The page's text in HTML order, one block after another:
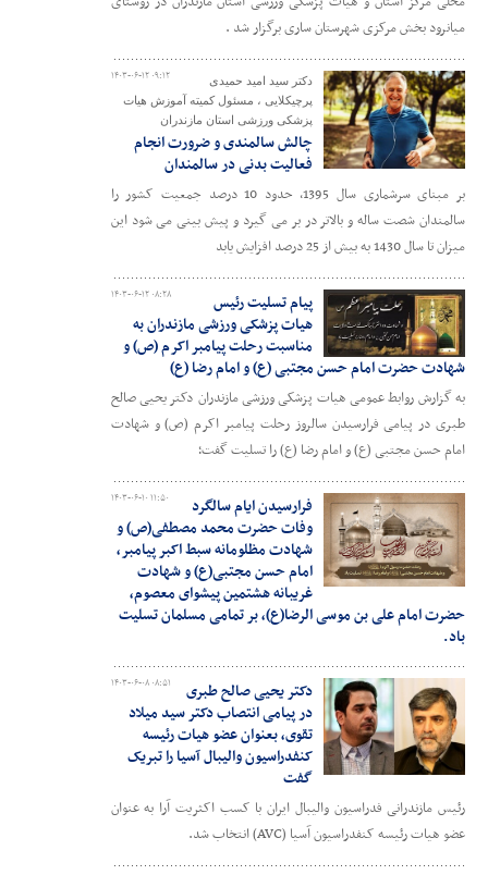
میانرود بخش مرکزی شهرستان ساری برگزار شد .
۱۴۰۳-۰۶-۱۲ ۰۹:۱۲
دکتر سید امید حمیدی
پرچیکلایی ، مسئول کمیته آموزش هیات
پزشکی ورزشی استان مازندران
چالش سالمندی و ضرورت انجام
فعالیت بدنی در سالمندان
بر مبنای سرشماری سال 1395، حدود 10 درصد جمعیت کشور را
سالمندان شصت ساله و بالاتر در بر می گیرد و پیش بینی می شود این
میزان تا سال 1430 به بیش از 25 درصد افزایش یابد
۱۴۰۳-۰۶-۱۲ ۰۸:۲۸
پیام تسلیت رئیس
هیات پزشکی ورزشی مازندران به
مناسبت رحلت پیامبر اکرم (ص) و
شهادت حضرت امام حسن مجتبی (ع) و امام رضا (ع)
به گزارش روابط عمومی هیات پزشکی ورزشی مازندران دکتر یحیی صالح
طبری در پیامی فرارسیدن سالروز رحلت پیامبر اکرم (ص) و شهادت
امام حسن مجتبی (ع) و امام رضا (ع) را تسلیت گفت؛
۱۴۰۳-۰۶-۱۰ ۱۱:۵۰
فرارسیدن ایام سالگرد
وفات حضرت محمد مصطفی(ص) و
شهادت مظلومانه سبط اکبر پیامبر،
امام حسن مجتبی(ع) و شهادت
غریبانه هشتمین پیشوای معصوم،
حضرت امام علی بن موسی الرضا(ع)، بر تمامی مسلمان تسلیت
باد.
۱۴۰۳-۰۶-۰۸ ۰۸:۵۱
دکتر یحیی صالح طبری
در پیامی انتصاب دکتر سید میلاد
تقوی، بعنوان عضو هیات رئیسه
کنفدراسیون والیبال آسیا را تبریک
گفت
رئیس مازندرانی فدراسیون والیبال ایران با کسب اکثریت آرا به عنوان
عضو هیات رئیسه کنفدراسیون آسیا (AVC) انتخاب شد.